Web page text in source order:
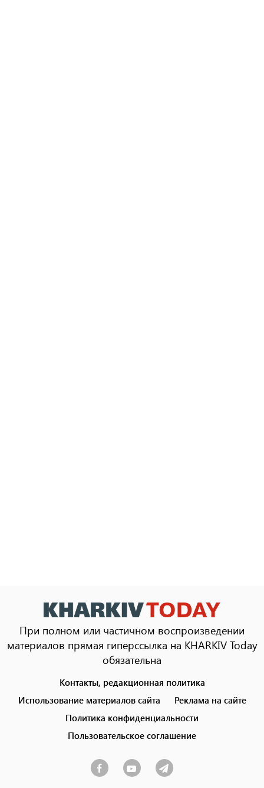
При полном или частичном воспроизведении
материалов прямая гиперссылка на KHARKIV Today
обязательна
menu
Контакты, редакционная политика
Использование материалов сайта
Реклама на сайте
Политика конфиденциальности
Пользовательское соглашение